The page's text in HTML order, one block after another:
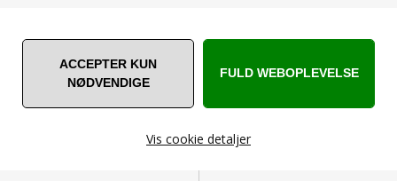
Vis cookie detaljer
ANDRE ER VILDE MED... ❤️